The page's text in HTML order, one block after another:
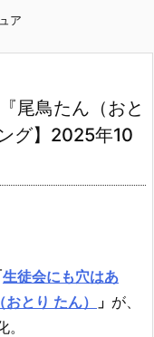
ア
尾鳥たん（おと
グ】2025年10
生徒会にも穴はあ
とり たん） 」 が、